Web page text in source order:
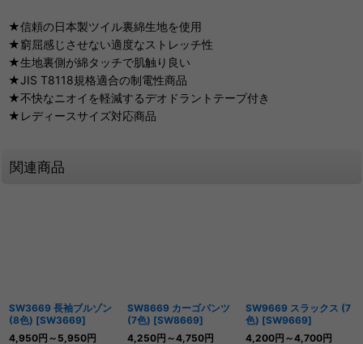
★信頼の日本製ツイル裏綿生地を使用
★窮屈感じさせない適度なストレッチ性
★生地裏側が綿タッチで肌触り良い
★JIS T8118規格適合の制電性商品
★不快なニオイを軽減するデオドラントテープ付き
★レディースサイズ対応商品
関連商品
SW3669 長袖ブルゾン
(8色) [SW3669]
4,950円 ～5,950円
SW8669 カーゴパンツ
(7色) [SW8669]
4,250円 ～4,750円
SW9669 スラックス (7
色) [SW9669]
4,200円 ～4,700円